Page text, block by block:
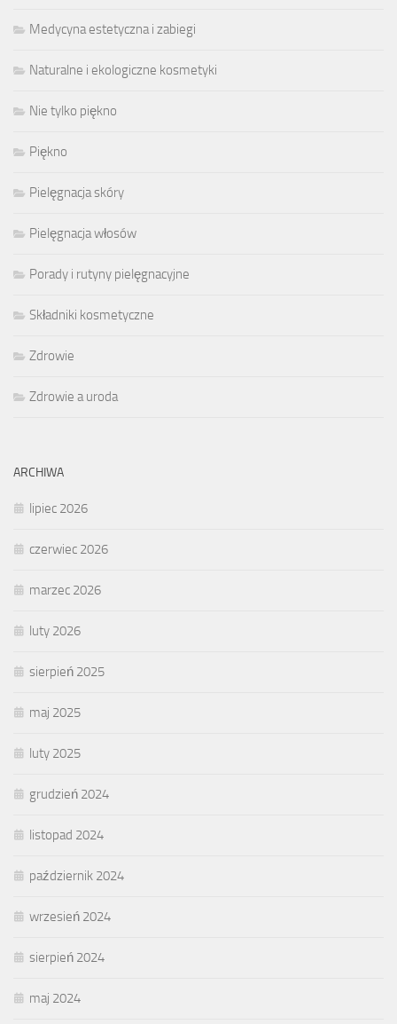
Medycyna estetyczna i zabiegi
Naturalne i ekologiczne kosmetyki
Nie tylko piękno
Piękno
Pielęgnacja skóry
Pielęgnacja włosów
Porady i rutyny pielęgnacyjne
Składniki kosmetyczne
Zdrowie
Zdrowie a uroda
ARCHIWA
lipiec 2026
czerwiec 2026
marzec 2026
luty 2026
sierpień 2025
maj 2025
luty 2025
grudzień 2024
listopad 2024
październik 2024
wrzesień 2024
sierpień 2024
maj 2024